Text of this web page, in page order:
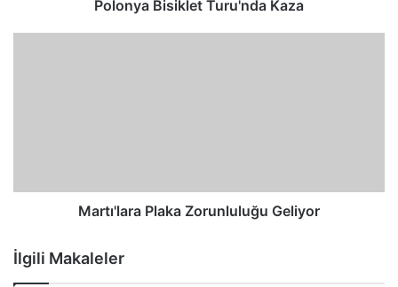
Polonya Bisiklet Turu'nda Kaza
Martı'lara Plaka Zorunluluğu Geliyor
İlgili Makaleler